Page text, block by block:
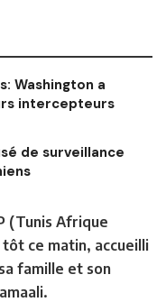
Washington a
intercepteurs
de surveillance
(Tunis Afrique
ce matin, accueilli
famille et son